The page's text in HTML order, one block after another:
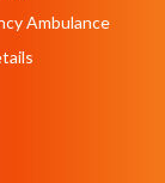
Ambulance